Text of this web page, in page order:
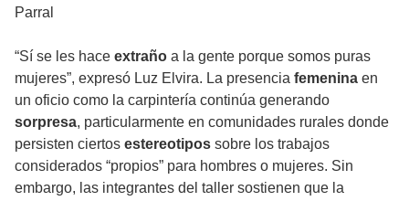
Parral
“Sí se les hace extraño a la gente porque somos puras
mujeres”, expresó Luz Elvira. La presencia femenina en
un oficio como la carpintería continúa generando
sorpresa, particularmente en comunidades rurales donde
persisten ciertos estereotipos sobre los trabajos
considerados “propios” para hombres o mujeres. Sin
embargo, las integrantes del taller sostienen que la